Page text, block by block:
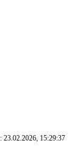
23.02.2026, 15:29:37